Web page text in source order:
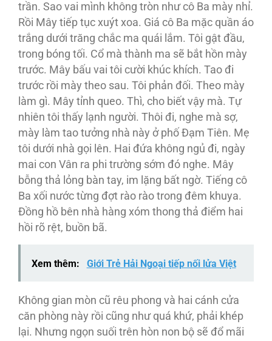
trần. Sao vai mình không tròn như cô Ba mày nhỉ.
Rồi Mây tiếp tục xuýt xoa. Giá cô Ba mặc quần áo
trắng dưới trăng chắc ma quái lắm. Tôi gật đầu,
trong bóng tối. Cổ mà thành ma sẽ bắt hồn mày
trước. Mây bấu vai tôi cười khúc khích. Tao đi
trước rồi mày theo sau. Tôi phản đối. Theo mày
làm gì. Mây tỉnh queo. Thì, cho biết vậy mà. Tự
nhiên tôi thấy lạnh người. Thôi đi, nghe mà sợ,
mày làm tao tưởng nhà này ở phố Đạm Tiên. Mẹ
tôi dưới nhà gọi lên. Hai đứa không ngủ đi, ngày
mai con Vân ra phi trường sớm đó nghe. Mây
bỗng thả lỏng bàn tay, im lặng bất ngờ. Tiếng cô
Ba xối nước từng đợt rào rào trong đêm khuya.
Đồng hồ bên nhà hàng xóm thong thả điểm hai
hồi rõ rệt, buồn bã.
Xem thêm: Giới Trẻ Hải Ngoại tiếp nối lửa Việt
Không gian mòn cũ rêu phong và hai cánh cửa
căn phòng này rồi cũng như quá khứ, phải khép
lại. Nhưng ngọn suối trên hòn non bộ sẽ đổ mãi